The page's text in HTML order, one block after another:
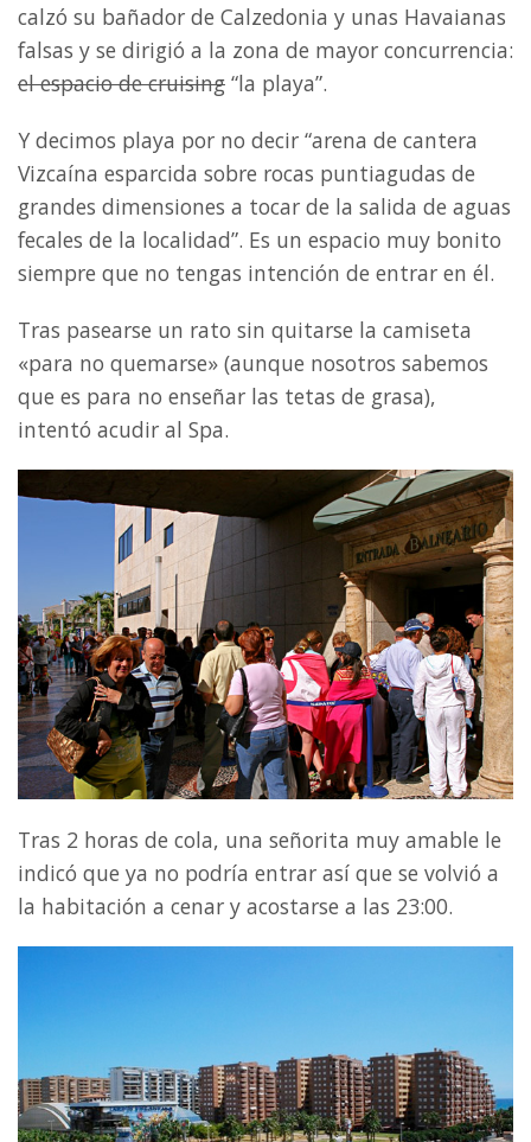
calzó su bañador de Calzedonia y unas Havaianas
falsas y se dirigió a la zona de mayor concurrencia:
el espacio de cruising “la playa”.
Y decimos playa por no decir “arena de cantera
Vizcaína esparcida sobre rocas puntiagudas de
grandes dimensiones a tocar de la salida de aguas
fecales de la localidad”. Es un espacio muy bonito
siempre que no tengas intención de entrar en él.
Tras pasearse un rato sin quitarse la camiseta
«para no quemarse» (aunque nosotros sabemos
que es para no enseñar las tetas de grasa),
intentó acudir al Spa.
Tras 2 horas de cola, una señorita muy amable le
indicó que ya no podría entrar así que se volvió a
la habitación a cenar y acostarse a las 23:00.